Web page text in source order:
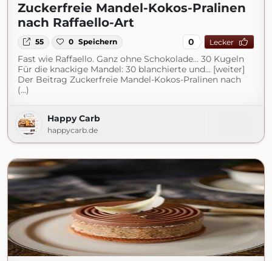
Zuckerfreie Mandel-Kokos-Pralinen
nach Raffaello-Art
55 0 Speichern 0 Lecker
Fast wie Raffaello. Ganz ohne Schokolade… 30 Kugeln
Für die knackige Mandel: 30 blanchierte und... [weiter]
Der Beitrag Zuckerfreie Mandel-Kokos-Pralinen nach
(...)
Happy Carb
happycarb.de